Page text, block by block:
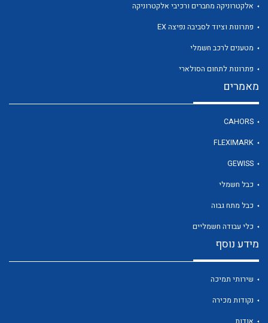
אלקטרוניקה מחברים ורכיבי אלקטרוניקה
פתרונות וציוד לסביבה נפיצה EX
מטענים לרכב חשמלי
פתרונות לתחום הסולארי
מאמרים
CAHORS
FLEXIMARK
GEWISS
כבל חשמלי
כבל מתח גבוה
כלי עבודה חשמליים
מידע נוסף
שירותי תמיכה
נקודות מכירה